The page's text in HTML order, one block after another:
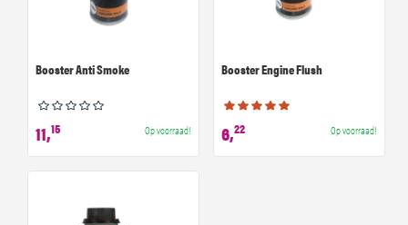
Booster Anti Smoke
11,15 Op voorraad!
Booster Engine Flush
6,22 Op voorraad!